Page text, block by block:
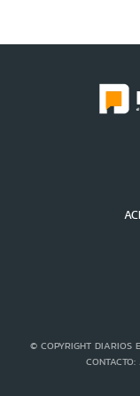
© COPYRIGHT DIARIOS